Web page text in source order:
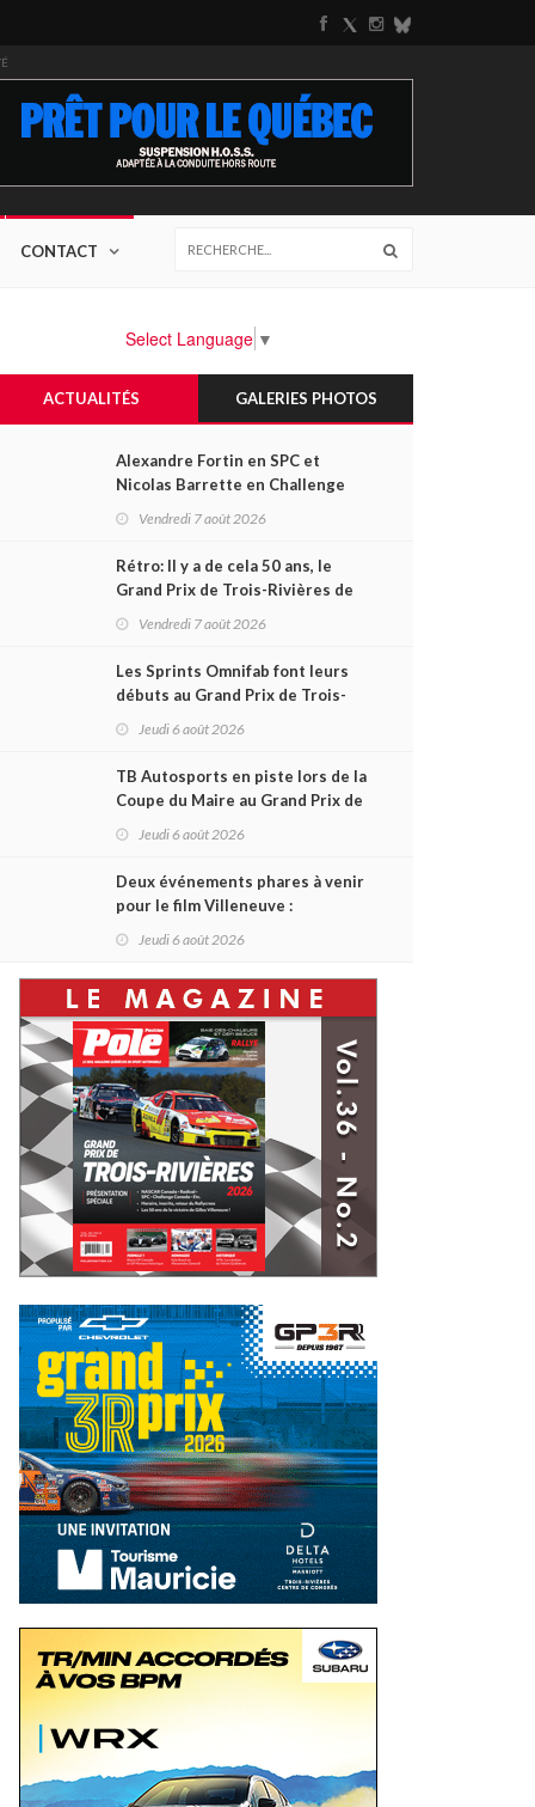
CONTACT
Select Language ▼
ACTUALITÉS GALERIES PHOTOS
Alexandre Fortin en SPC et
Nicolas Barrette en Challenge
Canada héros des premières
Vendredi 7 août 2026
Rétro: Il y a de cela 50 ans, le
Grand Prix de Trois-Rivières de
1976
Vendredi 7 août 2026
Les Sprints Omnifab font leurs
débuts au Grand Prix de Trois-
Rivières avec un format inspiré
Jeudi 6 août 2026
TB Autosports en piste lors de la
Coupe du Maire au Grand Prix de
Trois-Rivières
Jeudi 6 août 2026
Deux événements phares à venir
pour le film Villeneuve :
L'ascension d'une légende (+
Jeudi 6 août 2026